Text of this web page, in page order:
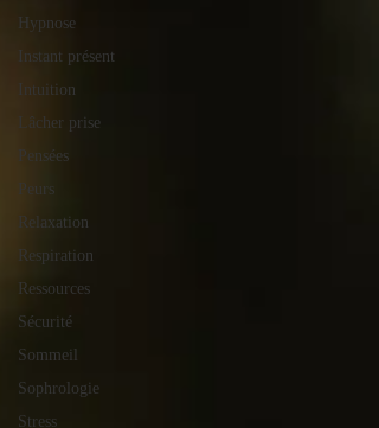
Hypnose
Instant présent
Intuition
Lâcher prise
Pensées
Peurs
Relaxation
Respiration
Ressources
Sécurité
Sommeil
Sophrologie
Stress